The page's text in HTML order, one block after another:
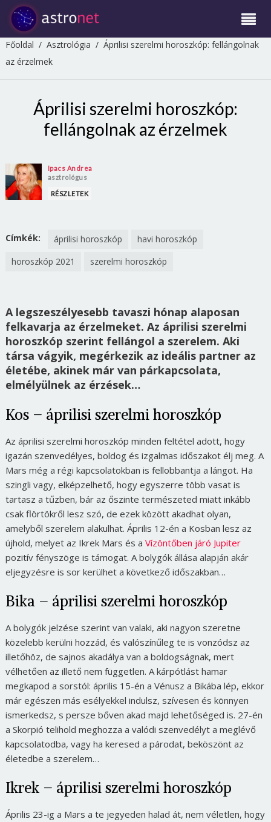
Főoldal / Asztrológia / Áprilisi szerelmi horoszkóp: fellángolnak
az érzelmek
Áprilisi szerelmi horoszkóp:
fellángolnak az érzelmek
Ipacs Andrea
asztrológus
RÉSZLETEK
Címkék: áprilisi horoszkóp
havi horoszkóp
horoszkóp 2021
szerelmi horoszkóp
A legszeszélyesebb tavaszi hónap alaposan
felkavarja az érzelmeket. Az áprilisi szerelmi
horoszkóp szerint fellángol a szerelem. Aki
társa vágyik, megérkezik az ideális partner az
életébe, akinek már van párkapcsolata,
elmélyülnek az érzések…
Kos – áprilisi szerelmi horoszkóp
Az áprilisi szerelmi horoszkóp minden feltétel adott, hogy
igazán szenvedélyes, boldog és izgalmas időszakot élj meg. A
Mars még a régi kapcsolatokban is fellobbantja a lángot. Ha
szingli vagy, elképzelhető, hogy egyszerre több vasat is
tartasz a tűzben, bár az őszinte természeted miatt inkább
csak flörtökről lesz szó, de ezek között akadhat olyan,
amelyből szerelem alakulhat. Április 12-én a Kosban lesz az
újhold, melyet az Ikrek Mars és a Vízöntőben járó Jupiter
pozitív fényszöge is támogat. A bolygók állása alapján akár
eljegyzésre is sor kerülhet a következő időszakban…
Bika – áprilisi szerelmi horoszkóp
A bolygók jelzése szerint van valaki, aki nagyon szeretne
közelebb kerülni hozzád, és valószínűleg te is vonzódsz az
illetőhöz, de sajnos akadálya van a boldogságnak, mert
vélhetően az illető nem független. A kárpótlást hamar
megkapod a sorstól: április 15-én a Vénusz a Bikába lép, ekkor
már egészen más esélyekkel indulsz, szívesen és könnyen
ismerkedsz, s persze bőven akad majd lehetőséged is. 27-én
a Skorpió telihold meghozza a valódi szenvedélyt a meglévő
kapcsolatodba, vagy ha keresed a párodat, beköszönt az
életedbe a szerelem…
Ikrek – áprilisi szerelmi horoszkóp
Április 23-ig a Mars a te jegyeden halad át, nem véletlen, hogy